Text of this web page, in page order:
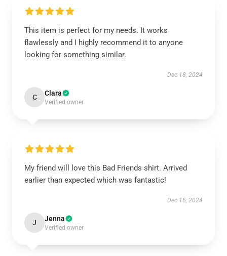
This item is perfect for my needs. It works
flawlessly and I highly recommend it to anyone
looking for something similar.
Dec 18, 2024
C Clara
Verified owner
My friend will love this Bad Friends shirt. Arrived
earlier than expected which was fantastic!
Dec 16, 2024
J Jenna
Verified owner